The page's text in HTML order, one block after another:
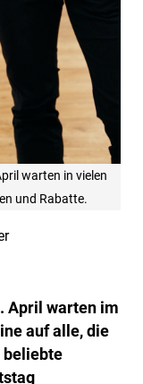
warten in vielen
und Rabatte.
April warten im
auf alle, die
beliebte